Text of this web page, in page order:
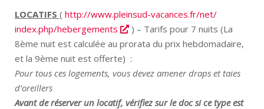
LOCATIFS ( http://www.pleinsud-vacances.fr/net/
index.php/hebergements
) – Tarifs pour 7 nuits (La
8ème nuit est calculée au prorata du prix hebdomadaire,
et la 9ème nuit est offerte) :
Pour tous ces logements, vous devez amener draps et taies
d’oreillers
Avant de réserver un locatif, vérifiez sur le doc si ce type est